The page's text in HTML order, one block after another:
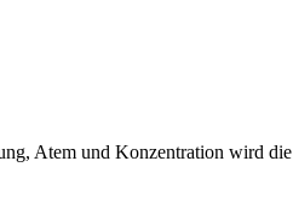
Atem und Konzentration wird